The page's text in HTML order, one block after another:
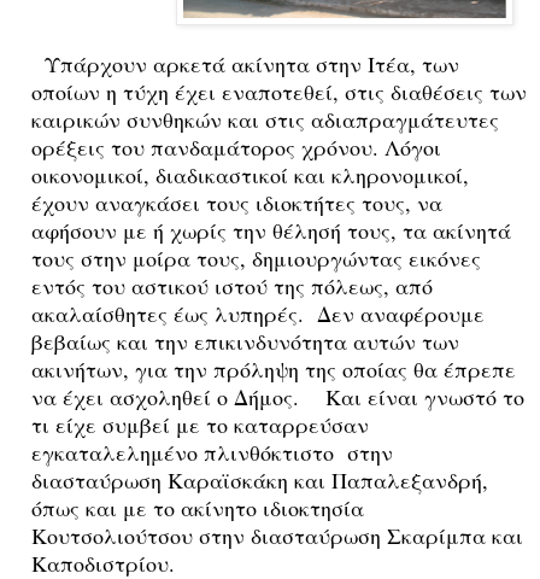
Υπάρχουν αρκετά ακίνητα στην Ιτέα, των
οποίων η τύχη έχει εναποτεθεί, στις διαθέσεις των
καιρικών συνθηκών και στις αδιαπραγμάτευτες
ορέξεις του πανδαμάτορος χρόνου. Λόγοι
οικονομικοί, διαδικαστικοί και κληρονομικοί,
έχουν αναγκάσει τους ιδιοκτήτες τους, να
αφήσουν με ή χωρίς την θέλησή τους, τα ακίνητά
τους στην μοίρα τους, δημιουργώντας εικόνες
εντός του αστικού ιστού της πόλεως, από
ακαλαίσθητες έως λυπηρές. Δεν αναφέρουμε
βεβαίως και την επικινδυνότητα αυτών των
ακινήτων, για την πρόληψη της οποίας θα έπρεπε
να έχει ασχοληθεί ο Δήμος. Και είναι γνωστό το
τι είχε συμβεί με το καταρρεύσαν
εγκαταλελημένο πλινθόκτιστο στην
διασταύρωση Καραϊσκάκη και Παπαλεξανδρή,
όπως και με το ακίνητο ιδιοκτησία
Κουτσολιούτσου στην διασταύρωση Σκαρίμπα και
Καποδιστρίου.